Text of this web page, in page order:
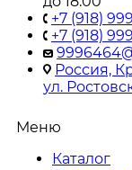
+7 (918)
+7 (918)
Россия,
ул.
Меню
Каталог